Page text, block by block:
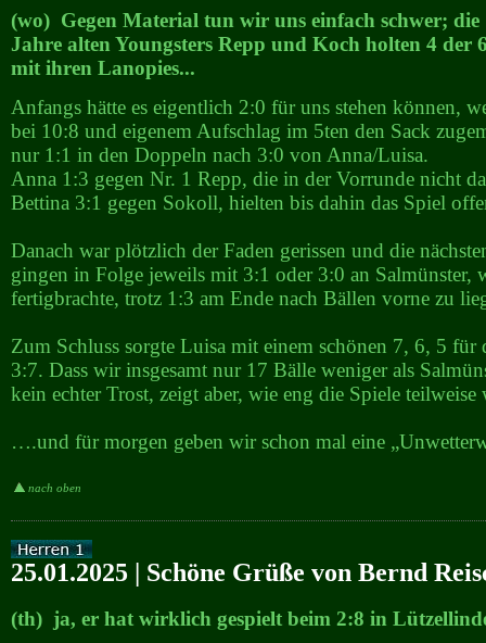
(wo) Gegen Material tun wir uns einfach schwer; die
Jahre alten Youngsters Repp und Koch holten 4 der
mit ihren Lanopies...
Anfangs hätte es eigentlich 2:0 für uns stehen können,
bei 10:8 und eigenem Aufschlag im 5ten den Sack
nur 1:1 in den Doppeln nach 3:0 von Anna/Luisa.
Anna 1:3 gegen Nr. 1 Repp, die in der Vorrunde nicht
Bettina 3:1 gegen Sokoll, hielten bis dahin das Spiel
Danach war plötzlich der Faden gerissen und die
gingen in Folge jeweils mit 3:1 oder 3:0 an Salmünster,
fertigbrachte, trotz 1:3 am Ende nach Bällen vorne zu
Zum Schluss sorgte Luisa mit einem schönen 7, 6, 5 für
3:7. Dass wir insgesamt nur 17 Bälle weniger als
kein echter Trost, zeigt aber, wie eng die Spiele teilweise
….und für morgen geben wir schon mal eine
nach oben
25.01.2025 | Schöne Grüße von Bernd
(th) ja, er hat wirklich gespielt beim 2:8 in